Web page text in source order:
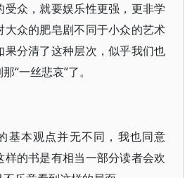
受众，就要娱乐性更强，更非学
大众的肥皂剧不同于小众的艺术
果分清了这种层次，似乎我们也
“一丝悲哀”了。
本观点并无不同，我也同意
样的书是有相当一部分读者会欢